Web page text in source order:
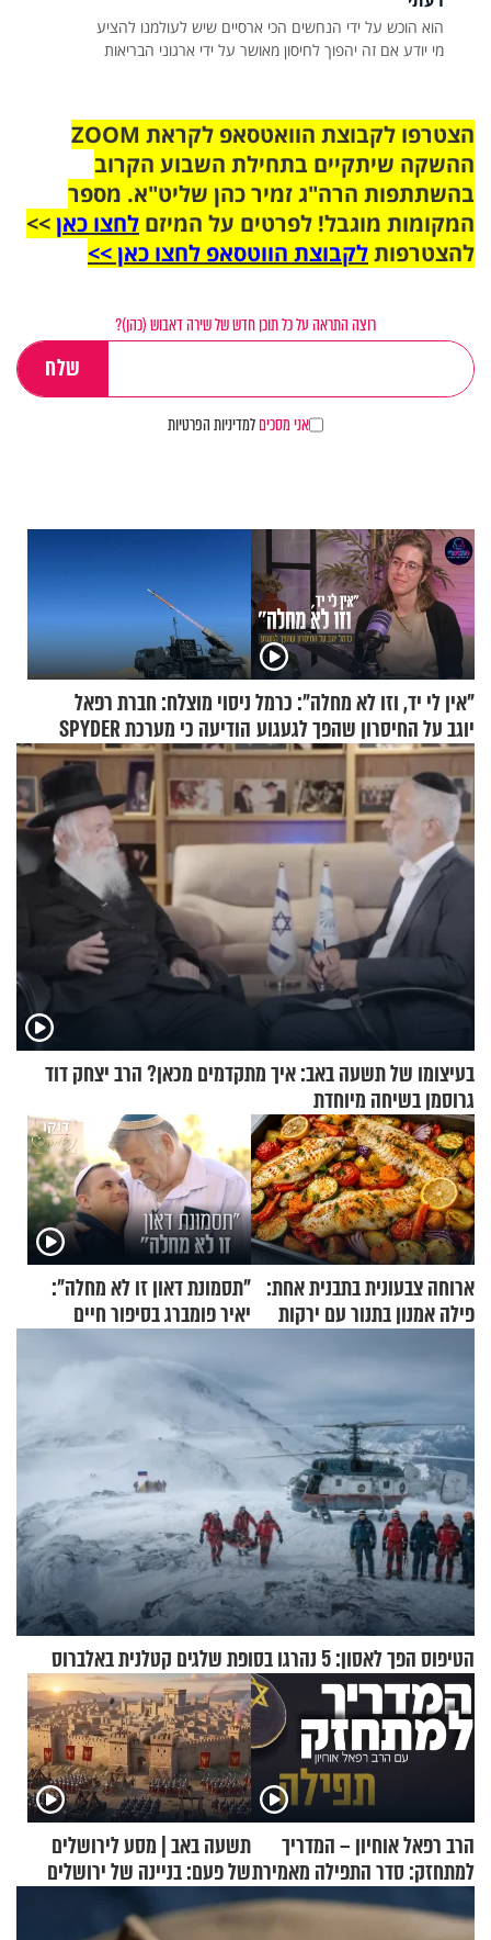
מי יודע אם זה יהפוך לחיסון מאושר על ידי ארגוני הבריאות
הצטרפו לקבוצת הוואטסאפ לקראת ZOOM
ההשקה שיתקיים בתחילת השבוע הקרוב
בהשתתפות הרה"ג זמיר כהן שליט"א. מספר
המקומות מוגבל! לפרטים על המיזם לחצו כאן>>
להצטרפותלקבוצת הווטסאפ לחצו כאן >>
רוצה התראה על כל תוכן חדש של שירה דאבוש (כהן)?
אני מסכיםלמדיניות הפרטיות
"אין לי יד, וזו לא מחלה": כרמל
יוגב על החיסרון שהפך לגעגוע
ניסוי מוצלח: חברת רפאל
הודיעה כי מערכת SPYDER
הצליחה ליירט כטב"ם
בעיצומו של תשעה באב: איך מתקדמים מכאן? הרב יצחק דוד
גרוסמן בשיחה מיוחדת
ארוחה צבעונית בתבנית אחת:
פילה אמנון בתנור עם ירקות
"תסמונת דאון זו לא מחלה":
יאיר פומברג בסיפור חיים
הטיפוס הפך לאסון: 5 נהרגו בסופת שלגים קטלנית באלברוס
הרב רפאל אוחיון – המדריך
למתחזק: סדר התפילה מאמירת
הקורבנות ועד קריאת שמע
תשעה באב | מסע לירושלים
של פעם: בניינה של ירושלים